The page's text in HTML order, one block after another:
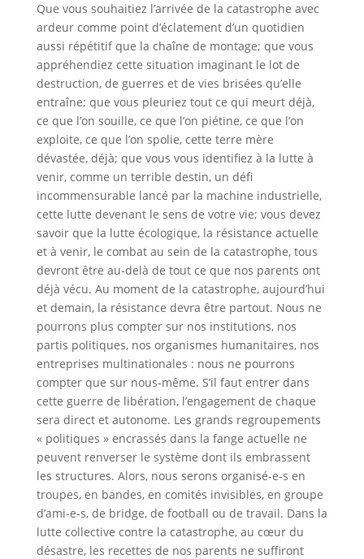
Que vous souhaitiez l’arrivée de la catastrophe avec
ardeur comme point d’éclatement d’un quotidien
aussi répétitif que la chaîne de montage; que vous
appréhendiez cette situation imaginant le lot de
destruction, de guerres et de vies brisées qu’elle
entraîne; que vous pleuriez tout ce qui meurt déjà,
ce que l’on souille, ce que l’on piétine, ce que l’on
exploite, ce que l’on spolie, cette terre mère
dévastée, déjà; que vous vous identifiez à la lutte à
venir, comme un terrible destin, un défi
incommensurable lancé par la machine industrielle,
cette lutte devenant le sens de votre vie; vous devez
savoir que la lutte écologique, la résistance actuelle
et à venir, le combat au sein de la catastrophe, tous
devront être au-delà de tout ce que nos parents ont
déjà vécu. Au moment de la catastrophe, aujourd’hui
et demain, la résistance devra être partout. Nous ne
pourrons plus compter sur nos institutions, nos
partis politiques, nos organismes humanitaires, nos
entreprises multinationales : nous ne pourrons
compter que sur nous-même. S’il faut entrer dans
cette guerre de libération, l’engagement de chaque
sera direct et autonome. Les grands regroupements
« politiques » encrassés dans la fange actuelle ne
peuvent renverser le système dont ils embrassent
les structures. Alors, nous serons organisé-e-s en
troupes, en bandes, en comités invisibles, en groupe
d’ami-e-s, de bridge, de football ou de travail. Dans la
lutte collective contre la catastrophe, au cœur du
désastre, les recettes de nos parents ne suffiront